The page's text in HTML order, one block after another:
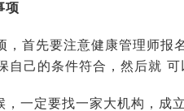
项
，首先要注意健康管理师报
自己的条件符合，然后就 可
一定要找一家大机构，成